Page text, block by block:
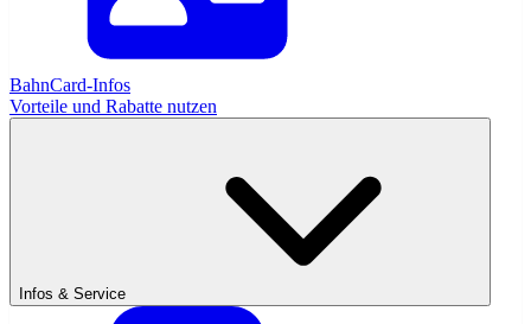
BahnCard-Infos
Vorteile und Rabatte nutzen
Infos & Service